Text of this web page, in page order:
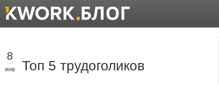
8
янв Топ 5 трудоголиков